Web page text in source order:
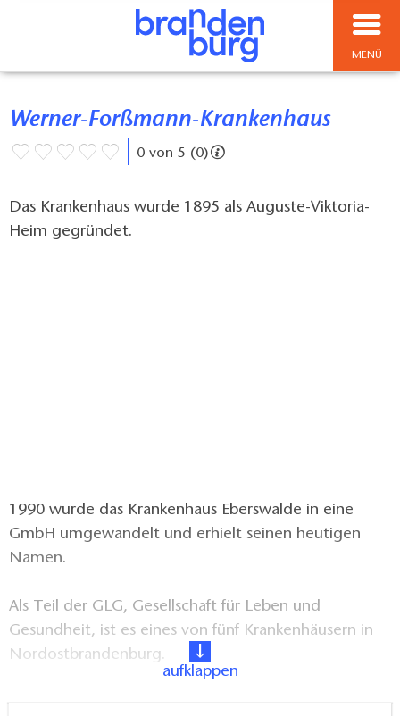
MENÜ
Werner-Forßmann-Krankenhaus
0 von 5 (0)
Das Krankenhaus wurde 1895 als Auguste-Viktoria-
Heim gegründet.
1990 wurde das Krankenhaus Eberswalde in eine
GmbH umgewandelt und erhielt seinen heutigen
Namen.
Als Teil der GLG, Gesellschaft für Leben und
Gesundheit, ist es eines von fünf Krankenhäusern in
Nordostbrandenburg.
aufklappen